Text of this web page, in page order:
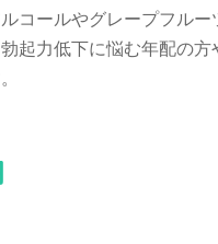
コールやグレープフル
起力低下に悩む年配の